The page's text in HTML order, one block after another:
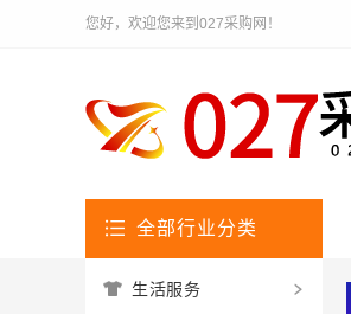
您好，欢迎您来到027采购网！
全部行业分类
生活服务